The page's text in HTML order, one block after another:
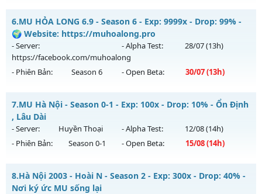
Thể loại: Mu Nguyên bản Webzen
Antihack: XShield
MU HỎA LONG 6.9 - 🌍 Website: https://muhoalong.pro
Mu mới ra tháng 08 2026 - Mở máy chủ
https://facebook.com/muhoalongvào 08h ngày
02/08/2626
Exp: 9999x - Drop: 99%
Thể loại: Mu Nguyên bản Webzen
Antihack: XShield
6.MU HỎA LONG 6.9 - Season 6 - Exp: 9999x - Drop: 99% -
🌍 Website: https://muhoalong.pro
- Server:
https://facebook.com/muhoalong
- Alpha Test: 28/07(13h)
- Phiên Bản: Season 6 - Open Beta: 30/07(13h)
MU HỎA LONG 6.9 - 🌍 Website: https://muhoalong.pro
Mu mới ra tháng 07 2026 - Mở máy chủ
https://facebook.com/muhoalongvào 13h ngày
30/07/2626
Kiểu reset: Non Reset
7.MU Hà Nội - Season 0-1 - Exp: 100x - Drop: 10% - Ổn Định
, Lâu Dài
- Server: Huyền Thoại - Alpha Test: 12/08(14h)
- Phiên Bản:
Season 0-1 - Open Beta: 15/08(14h)
MU Hà Nội - Ổn Định , Lâu Dài
Mu mới ra tháng 08 2026 - Mở máy chủ
8.Hà Nội 2003 - Hoài N - Season 2 - Exp: 300x - Drop: 40% -
Nơi ký ức MU sống lại